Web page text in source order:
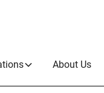
About Us